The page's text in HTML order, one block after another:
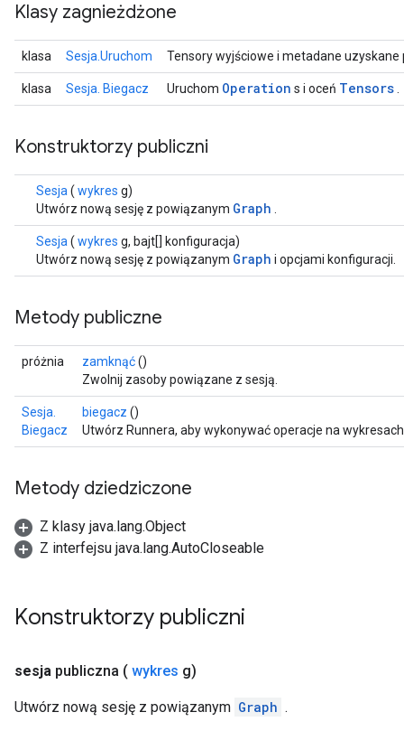
Klasy zagnieżdżone
klasa Sesja.Uruchom Tensory wyjściowe i metadane
klasa Sesja. Biegacz Uruchom Operation s i oceń Tensors
Konstruktorzy publiczni
Sesja ( wykres g)
Utwórz nową sesję z powiązanym Graph
Sesja ( wykres g, bajt[] konfiguracja)
Utwórz nową sesję z powiązanym Graph i opcjami konfiguracji.
Metody publiczne
próżnia zamknąć()
Zwolnij zasoby powiązane z sesją.
Sesja.
Biegacz
biegacz ()
Utwórz Runnera, aby wykonywać operacje na
Metody dziedziczone
Z klasy java.lang.Object
Z interfejsu java.lang.AutoCloseable
Konstruktorzy publiczni
sesja publiczna ( wykres g)
Utwórz nową sesję z powiązanym Graph .